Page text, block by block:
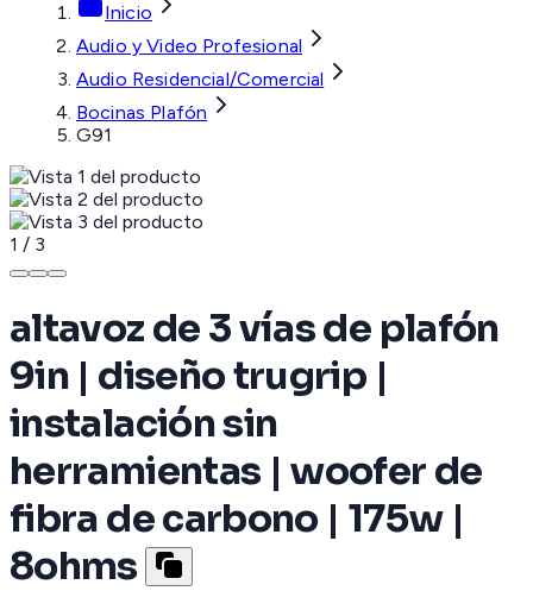
Inicio
Audio y Video Profesional
Audio Residencial/Comercial
Bocinas Plafón
G91
1 / 3
altavoz de 3 vías de plafón
9in | diseño trugrip |
instalación sin
herramientas | woofer de
fibra de carbono | 175w |
8ohms